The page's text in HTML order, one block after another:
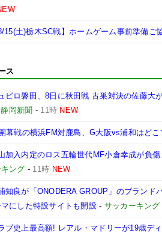
8/15(土)栃木SC戦】ホームゲーム事前準備ご
ス
ビロ磐田、8日に秋田戦 古巣対決の佐藤大
静岡新聞 - 11時 NEW
幕戦の横浜FM対鹿島、G大阪vs浦和はど
加入内定のロス五輪世代MF小倉幸成が負
ング - 11時 NEW
知良が「ONODERA GROUP」のブランド
にした特設サイトも開設 - サッカーキング
ブ史上最高額! レアル・マドリーが19歳デ